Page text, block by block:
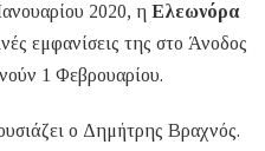
2020, η Ελεωνόρα
εμφανίσεις της στο Άνοδος
1 Φεβρουαρίου.
ο Δημήτρης Βραχνός.